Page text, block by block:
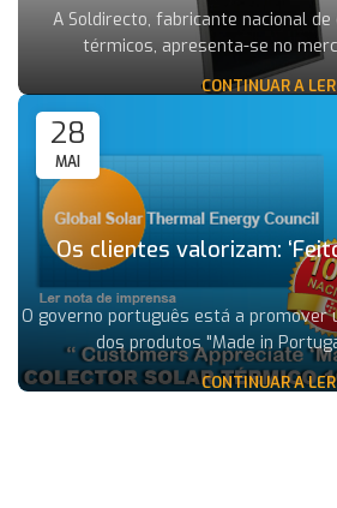
A Soldirecto, fabricante nacional
térmicos, apresenta-se no
CONTINUAR A LER
28
MAI
Os clientes valorizam:
O governo português está a promover
dos produtos "Made in
CONTINUAR A LER